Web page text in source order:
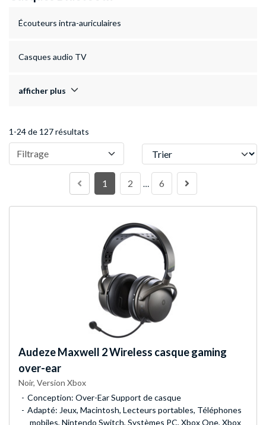
Écouteurs intra-auriculaires
Casques audio TV
afficher plus
1-24 de 127 résultats
Filtrage Trier
1 2 … 6
AudezeMaxwell 2 Wireless casque gaming
over-ear
Noir, Version Xbox
Conception: Over-Ear Support de casque
Adapté: Jeux, Macintosh, Lecteurs portables, Téléphones
mobiles, Nintendo Switch, Systèmes PC, Xbox One, Xbox